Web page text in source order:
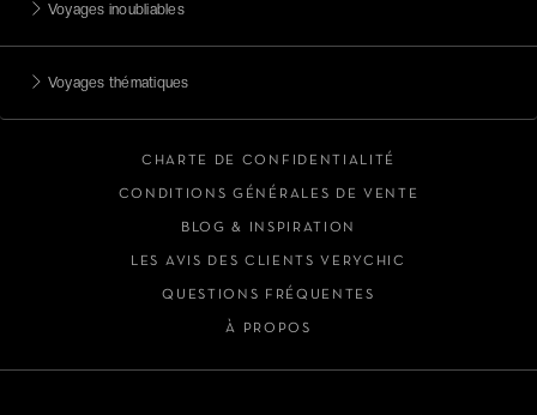
Voyages inoubliables
Voyages thématiques
CHARTE DE CONFIDENTIALITÉ
CONDITIONS GÉNÉRALES DE VENTE
BLOG & INSPIRATION
LES AVIS DES CLIENTS VERYCHIC
QUESTIONS FRÉQUENTES
À PROPOS